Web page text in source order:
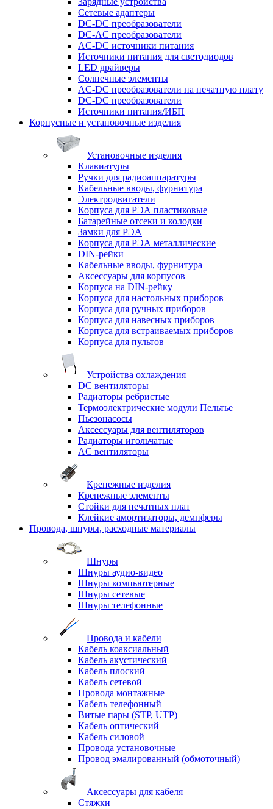
Сетевые адаптеры
DC-DC преобразователи
DC-AC преобразователи
AC-DC источники питания
Источники питания для светодиодов
LED драйверы
Солнечные элементы
AC-DC преобразователи на печатную плату
DC-DC преобразователи
Источники питания/ИБП
Корпусные и установочные изделия
Установочные изделия
Клавиатуры
Ручки для радиоаппаратуры
Кабельные вводы, фурнитура
Электродвигатели
Корпуса для РЭА пластиковые
Батарейные отсеки и колодки
Замки для РЭА
Корпуса для РЭА металлические
DIN-рейки
Кабельные вводы, фурнитура
Аксессуары для корпусов
Корпуса на DIN-рейку
Корпуса для настольных приборов
Корпуса для ручных приборов
Корпуса для навесных приборов
Корпуса для встраиваемых приборов
Корпуса для пультов
Устройства охлаждения
DC вентиляторы
Радиаторы ребристые
Термоэлектрические модули Пельтье
Пьезонасосы
Аксессуары для вентиляторов
Радиаторы игольчатые
AC вентиляторы
Крепежные изделия
Крепежные элементы
Стойки для печатных плат
Клейкие амортизаторы, демпферы
Провода, шнуры, расходные материалы
Шнуры
Шнуры аудио-видео
Шнуры компьютерные
Шнуры сетевые
Шнуры телефонные
Провода и кабели
Кабель коаксиальный
Кабель акустический
Кабель плоский
Кабель сетевой
Провода монтажные
Кабель телефонный
Витые пары (STP, UTP)
Кабель оптический
Кабель силовой
Провода установочные
Провод эмалированный (обмоточный)
Аксессуары для кабеля
Стяжки